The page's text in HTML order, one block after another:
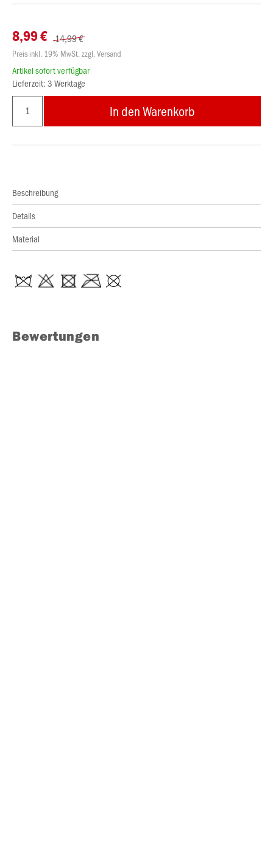
8,99 € 14,99 €
Preis inkl. 19% MwSt. zzgl. Versand
Artikel sofort verfügbar
Lieferzeit: 3 Werktage
In den Warenkorb
Beschreibung
Details
Material
Bewertungen